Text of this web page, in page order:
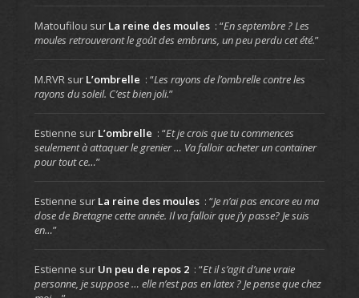
Matoufilou sur La reine des moules : “En septembre ? Les
moules retrouveront le goût des embruns, un peu perdu cet été.”
M.RVRsur L’ombrelle : “Les rayons de l’ombrelle contre les
rayons du soleil. C’est bien joli.”
Estienne sur L’ombrelle : “Et je crois que tu commences
seulement à attaquer le grenier … Va falloir acheter un container
pour tout ce…”
Estienne sur La reine des moules : “Je n’ai pas encore eu ma
dose de Bretagne cette année. Il va falloir que j’y passe? Je suis
en…”
Estienne sur Un peu de repos 2 : “Et il s’agit d’une vraie
personne, je suppose … elle n’est pas en latex ? Je pense que chez